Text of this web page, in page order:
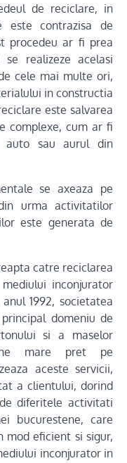
de reciclare, in
este contrazisa de
procedeu ar fi prea
realizeze acelasi
cele mai multe ori,
in constructia
este salvarea
complexe, cum ar fi
sau aurul din
se axeaza pe
urma activitatilor
este generata de
catre reciclarea
inconjurator
1992, societatea
domeniu de
si a maselor
mare pret pe
aceste servicii,
a clientului, dorind
diferitele activitati
bucurestene, care
mod eficient si sigur,
inconjurator in